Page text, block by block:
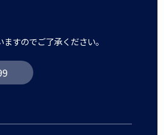
すのでご了承ください。